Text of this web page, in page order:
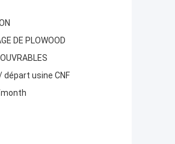
DE PLOWOOD
départ usine CNF